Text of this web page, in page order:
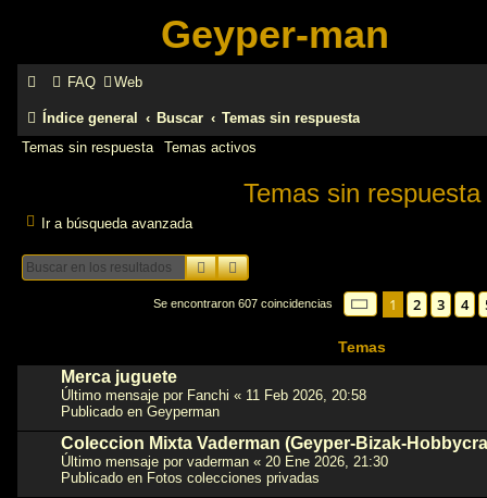
Geyper-man
FAQ Web
Índice general Buscar
Temas sin respuesta
Temas sin respuesta
Temas activos
Temas sin respuesta
Ir a búsqueda avanzada
BuscarBúsqueda avanzada
Se encontraron 607 coincidencias Página de 13
1 2 3 4
Temas
Merca juguete
Último mensaje por Fanchi « 11 Feb 2026, 20:58
Publicado en Geyperman
Coleccion Mixta Vaderman (Geyper-Bizak-
Último mensaje por vaderman « 20 Ene 2026, 21:30
Publicado en Fotos colecciones privadas